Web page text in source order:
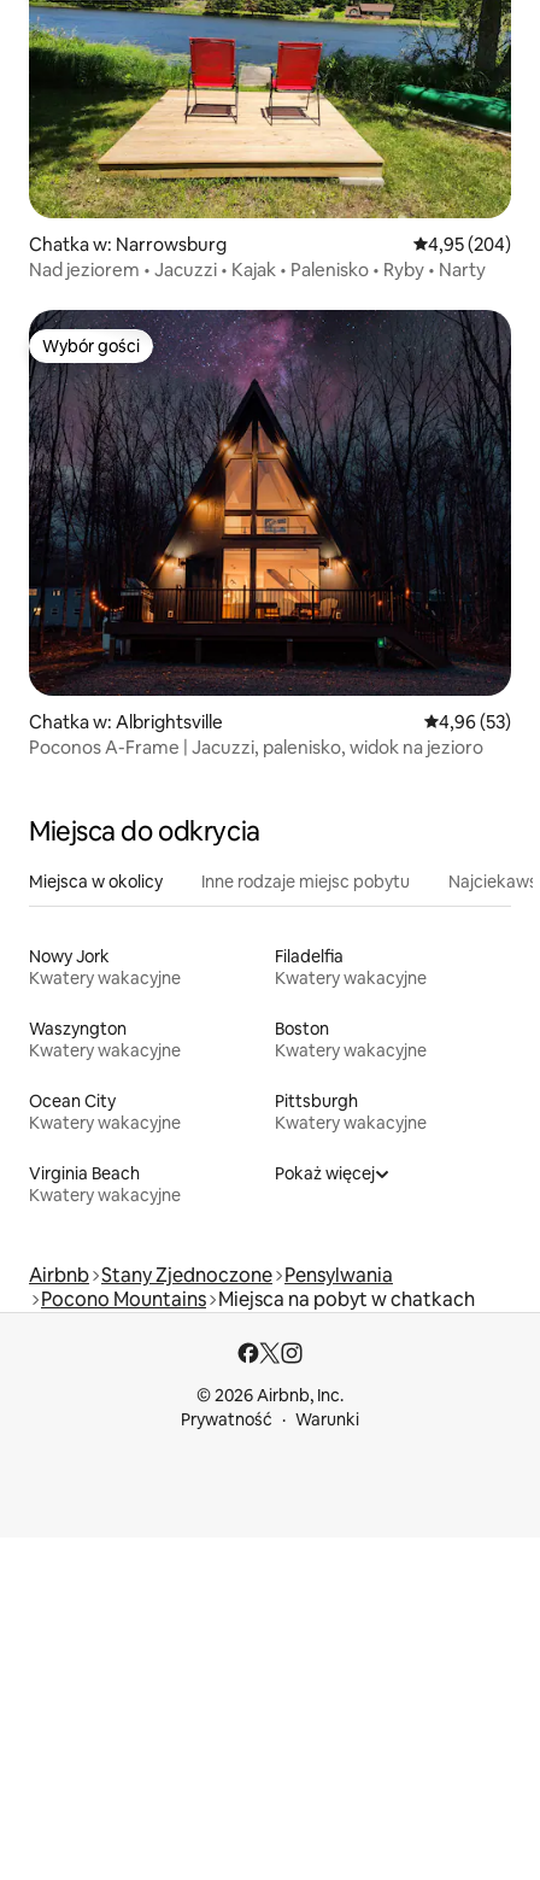
Chatka w: Narrowsburg Średnia
4,95 (204)
Nad jeziorem • Jacuzzi • Kajak • Palenisko • Ryby • Narty
Wybór gości
Wybór gości
Chatka w: Albrightsville Średnia
4,96 (53)
Poconos A-Frame | Jacuzzi, palenisko, widok na jezioro
Miejsca do odkrycia
Miejsca w okolicy Inne rodzaje miejsc pobytu
Nowy Jork
Kwatery wakacyjne
Filadelfia
Kwatery wakacyjne
Waszyngton
Kwatery wakacyjne
Boston
Kwatery wakacyjne
Ocean City
Kwatery wakacyjne
Pittsburgh
Kwatery wakacyjne
Virginia Beach
Kwatery wakacyjne
Pokaż więcej
Airbnb Stany Zjednoczone Pensylwania
Pocono Mountains Miejsca na pobyt w chatkach
© 2026 Airbnb, Inc.
Prywatność
Warunki